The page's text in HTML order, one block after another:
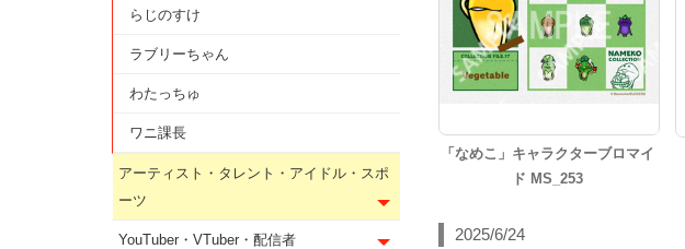
「なめこ」キャラクターブロマイ
ド MS_253
2025/6/24
らじのすけ
ラブリーちゃん
わたっちゅ
ワニ課長
アーティスト・タレント・アイドル・スポ
ーツ
YouTuber・VTuber・配信者